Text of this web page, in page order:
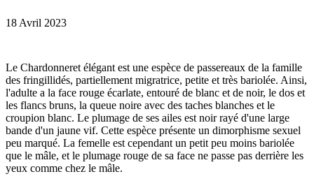
18 Avril 2023
Le Chardonneret élégant est une espèce de passereaux de la famille
des fringillidés, partiellement migratrice, petite et très bariolée. Ainsi,
l'adulte a la face rouge écarlate, entouré de blanc et de noir, le dos et
les flancs bruns, la queue noire avec des taches blanches et le
croupion blanc. Le plumage de ses ailes est noir rayé d'une large
bande d'un jaune vif. Cette espèce présente un dimorphisme sexuel
peu marqué. La femelle est cependant un petit peu moins bariolée
que le mâle, et le plumage rouge de sa face ne passe pas derrière les
yeux comme chez le mâle.